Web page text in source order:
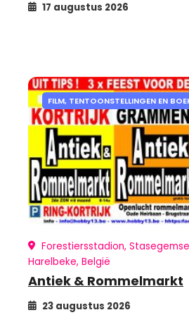
17 augustus 2026
FILM, TENTOONSTELLINGEN EN
Forestiersstadion,
Harelbeke, België
Antiek & Rommelmarkt
23 augustus 2026